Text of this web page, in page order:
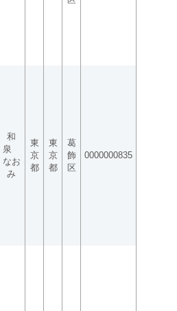
和
泉
なお
み
東
京
都
東
京
都
葛
飾
区
0000000835